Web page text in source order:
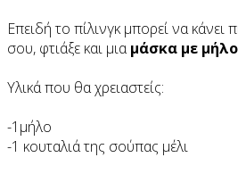
Επειδή το πίλινγκ μπορεί να κάνει
σου, φτιάξε και μιαμάσκα με μήλο
Υλικά που θα χρειαστείς:
-1μήλο
-1 κουταλιά της σούπας μέλι